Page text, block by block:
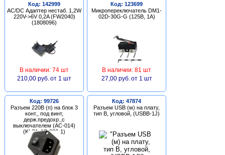
Код: 142999
AC/DC Адаптер нестаб. 1,2W
220V->6V 0,2A (FW2040)
(1808096)
В наличии: 74 шт
210,00 руб. от 1 шт
Код: 123699
Микропереключатель DM1-
02D-30G-G (125В, 1А)
В наличии: 81 шт
27,00 руб. от 1 шт
Код: 99726
Разъем 220В (п) на блок 3
конт., под винт,
держ.предохр.,с
выключателем (AC-014)
(KLS1-AS-303-1)
Код: 47874
Разъем USB (м) на плату,
тип В, угловой, (USBB-1J)